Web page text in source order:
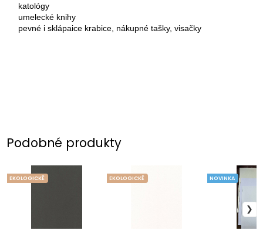
katológy
umelecké knihy
pevné i sklápaice krabice, nákupné tašky, visačky
Podobné produkty
EKOLOGICKĚ EKOLOGICKĚ NOVINKA